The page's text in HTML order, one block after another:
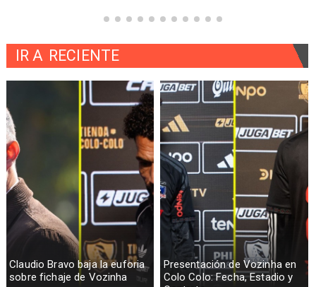
Claudio Bravo baja la euforia
sobre fichaje de Vozinha
Presentación de Vozinha en
Colo Colo: Fecha, Estadio y
IR A RECIENTE